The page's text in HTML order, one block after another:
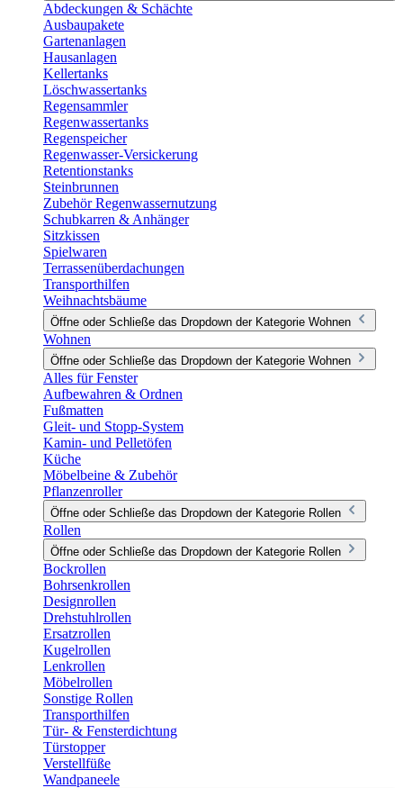
Abdeckungen & Schächte
Ausbaupakete
Gartenanlagen
Hausanlagen
Kellertanks
Löschwassertanks
Regensammler
Regenwassertanks
Regenspeicher
Regenwasser-Versickerung
Retentionstanks
Steinbrunnen
Zubehör Regenwassernutzung
Schubkarren & Anhänger
Sitzkissen
Spielwaren
Terrassenüberdachungen
Transporthilfen
Weihnachtsbäume
Öffne oder Schließe das Dropdown der Kategorie Wohnen
Wohnen
Öffne oder Schließe das Dropdown der Kategorie Wohnen
Alles für Fenster
Aufbewahren & Ordnen
Fußmatten
Gleit- und Stopp-System
Kamin- und Pelletöfen
Küche
Möbelbeine & Zubehör
Pflanzenroller
Öffne oder Schließe das Dropdown der Kategorie Rollen
Rollen
Öffne oder Schließe das Dropdown der Kategorie Rollen
Bockrollen
Bohrsenkrollen
Designrollen
Drehstuhlrollen
Ersatzrollen
Kugelrollen
Lenkrollen
Möbelrollen
Sonstige Rollen
Transporthilfen
Tür- & Fensterdichtung
Türstopper
Verstellfüße
Wandpaneele